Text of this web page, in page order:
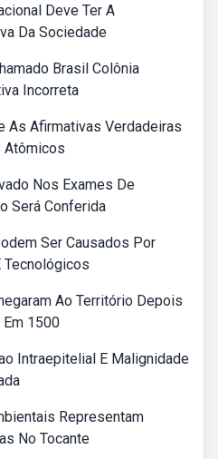
Deve Ter A
Da Sociedade
Brasil Colônia
Incorreta
As Afirmativas Verdadeiras
Atômicos
Nos Exames De
Será Conferida
Ser Causados Por
Tecnológicos
Ao Território Depois
1500
Intraepitelial E Malignidade
Representam
No Tocante